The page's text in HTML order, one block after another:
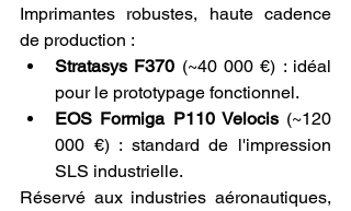
Imprimantes robustes, haute cadence
de production :
Stratasys F370 (~40 000 €) : idéal
pour le prototypage fonctionnel.
EOS Formiga P110 Velocis (~120
000 €) : standard de l'impression
SLS industrielle.
Réservé aux industries aéronautiques,